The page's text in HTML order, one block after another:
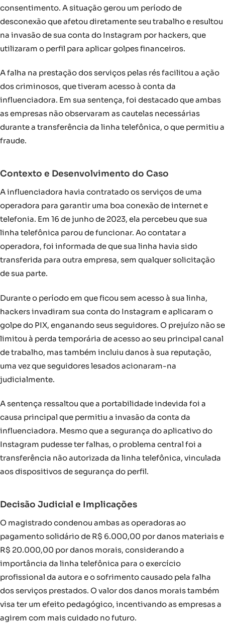
consentimento. A situação gerou um período de
desconexão que afetou diretamente seu trabalho e resultou
na invasão de sua conta do Instagram por hackers, que
utilizaram o perfil para aplicar golpes financeiros.
A falha na prestação dos serviços pelas rés facilitou a ação
dos criminosos, que tiveram acesso à conta da
influenciadora. Em sua sentença, foi destacado que ambas
as empresas não observaram as cautelas necessárias
durante a transferência da linha telefônica, o que permitiu a
fraude.
Contexto e Desenvolvimento do Caso
A influenciadora havia contratado os serviços de uma
operadora para garantir uma boa conexão de internet e
telefonia. Em 16 de junho de 2023, ela percebeu que sua
linha telefônica parou de funcionar. Ao contatar a
operadora, foi informada de que sua linha havia sido
transferida para outra empresa, sem qualquer solicitação
de sua parte.
Durante o período em que ficou sem acesso à sua linha,
hackers invadiram sua conta do Instagram e aplicaram o
golpe do PIX, enganando seus seguidores. O prejuízo não se
limitou à perda temporária de acesso ao seu principal canal
de trabalho, mas também incluiu danos à sua reputação,
uma vez que seguidores lesados acionaram-na
judicialmente.
A sentença ressaltou que a portabilidade indevida foi a
causa principal que permitiu a invasão da conta da
influenciadora. Mesmo que a segurança do aplicativo do
Instagram pudesse ter falhas, o problema central foi a
transferência não autorizada da linha telefônica, vinculada
aos dispositivos de segurança do perfil.
Decisão Judicial e Implicações
O magistrado condenou ambas as operadoras ao
pagamento solidário de R$ 6.000,00 por danos materiais e
R$ 20.000,00 por danos morais, considerando a
importância da linha telefônica para o exercício
profissional da autora e o sofrimento causado pela falha
dos serviços prestados. O valor dos danos morais também
visa ter um efeito pedagógico, incentivando as empresas a
agirem com mais cuidado no futuro.